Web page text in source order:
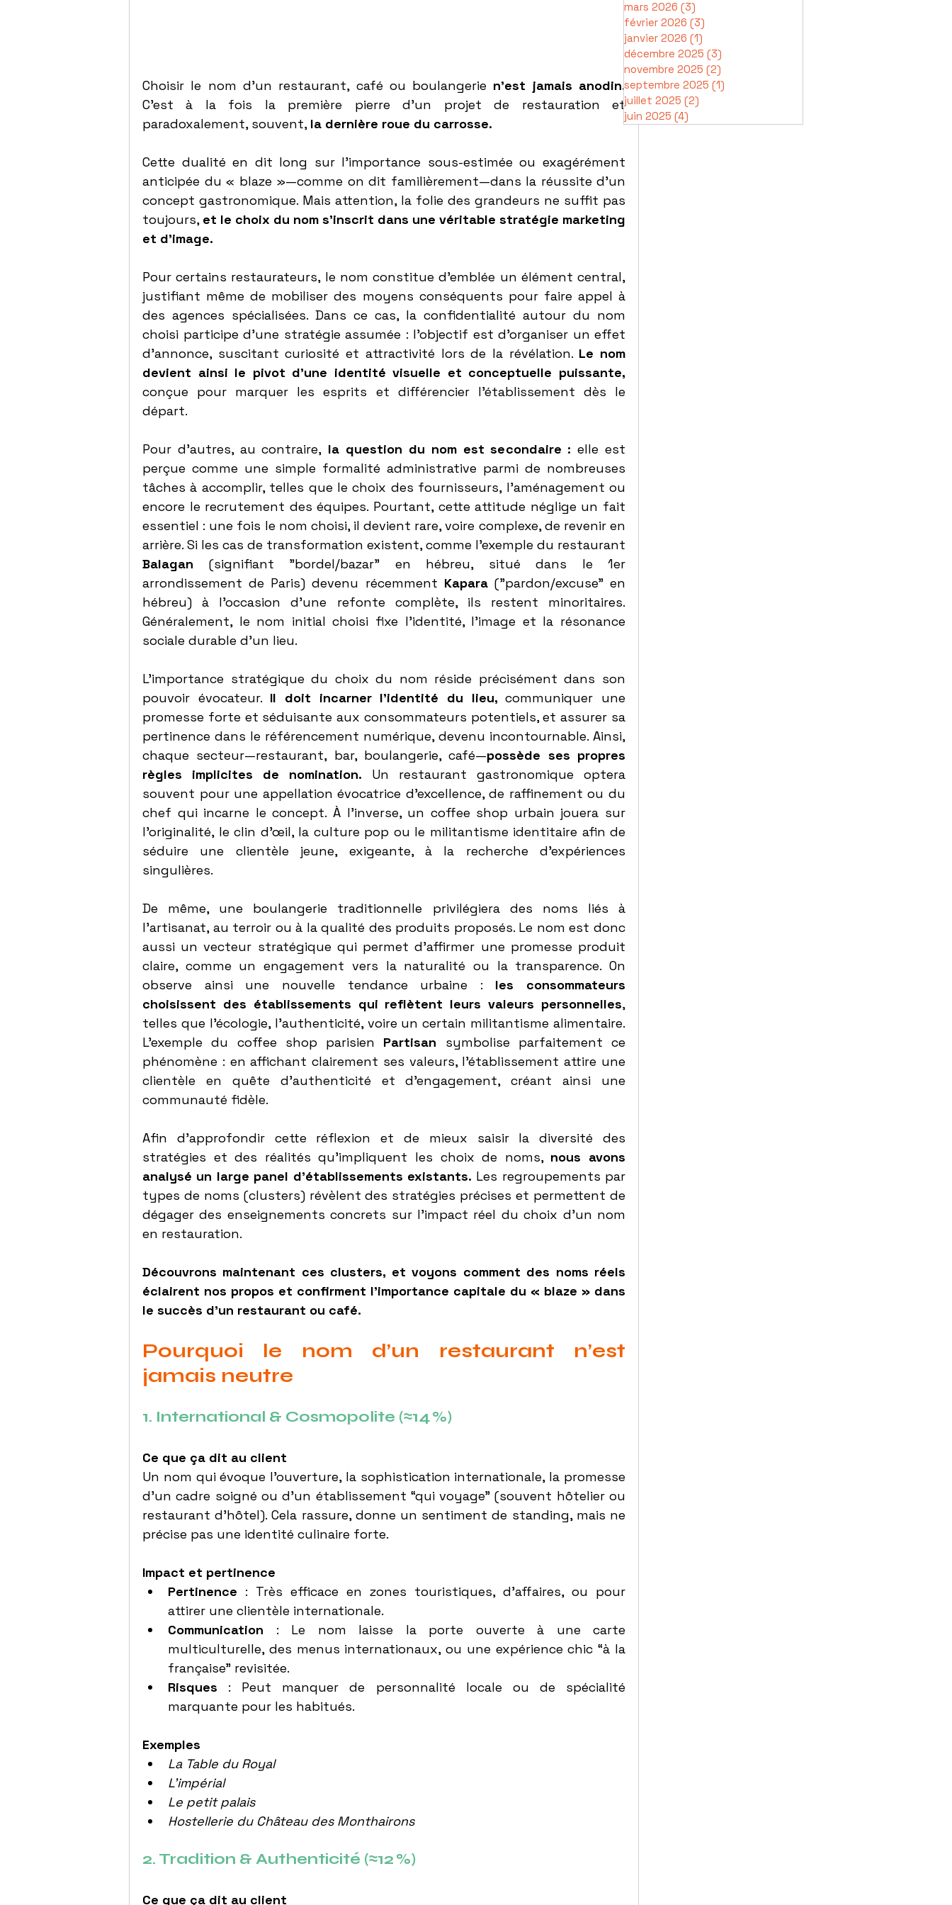
Choisir le nom d’un restaurant, café ou boulangerie n'est jamais anodin.
C’est à la fois la première pierre d’un projet de restauration et
paradoxalement, souvent, la dernière roue du carrosse.
Cette dualité en dit long sur l’importance sous-estimée ou exagérément
anticipée du « blaze »—comme on dit familièrement—dans la réussite d’un
concept gastronomique. Mais attention, la folie des grandeurs ne suffit pas
toujours, et le choix du nom s’inscrit dans une véritable stratégie marketing
et d’image.
Pour certains restaurateurs, le nom constitue d’emblée un élément central,
justifiant même de mobiliser des moyens conséquents pour faire appel à
des agences spécialisées. Dans ce cas, la confidentialité autour du nom
choisi participe d'une stratégie assumée : l’objectif est d’organiser un effet
d’annonce, suscitant curiosité et attractivité lors de la révélation. Le nom
devient ainsi le pivot d’une identité visuelle et conceptuelle puissante,
conçue pour marquer les esprits et différencier l’établissement dès le
départ.
Pour d’autres, au contraire, la question du nom est secondaire : elle est
perçue comme une simple formalité administrative parmi de nombreuses
tâches à accomplir, telles que le choix des fournisseurs, l’aménagement ou
encore le recrutement des équipes. Pourtant, cette attitude néglige un fait
essentiel : une fois le nom choisi, il devient rare, voire complexe, de revenir en
Balagan (signifiant "bordel/bazar" en hébreu, situé dans le 1er
arrondissement de Paris) devenu récemment Kapara ("pardon/excuse" en
hébreu) à l’occasion d’une refonte complète, ils restent minoritaires.
Généralement, le nom initial choisi fixe l’identité, l’image et la résonance
sociale durable d’un lieu.
L’importance stratégique du choix du nom réside précisément dans son
pouvoir évocateur. Il doit incarner l’identité du lieu, communiquer une
promesse forte et séduisante aux consommateurs potentiels, et assurer sa
pertinence dans le référencement numérique, devenu incontournable. Ainsi,
chaque secteur—restaurant, bar, boulangerie, café—possède ses propres
règles implicites de nomination. Un restaurant gastronomique optera
souvent pour une appellation évocatrice d’excellence, de raffinement ou du
chef qui incarne le concept. À l’inverse, un coffee shop urbain jouera sur
l’originalité, le clin d’œil, la culture pop ou le militantisme identitaire afin de
séduire une clientèle jeune, exigeante, à la recherche d’expériences
singulières.
De même, une boulangerie traditionnelle privilégiera des noms liés à
l'artisanat, au terroir ou à la qualité des produits proposés. Le nom est donc
aussi un vecteur stratégique qui permet d’affirmer une promesse produit
claire, comme un engagement vers la naturalité ou la transparence. On
observe ainsi une nouvelle tendance urbaine : les consommateurs
choisissent des établissements qui reflètent leurs valeurs personnelles,
telles que l’écologie, l’authenticité, voire un certain militantisme alimentaire.
L’exemple du coffee shop parisien Partisan symbolise parfaitement ce
phénomène : en affichant clairement ses valeurs, l’établissement attire une
clientèle en quête d’authenticité et d’engagement, créant ainsi une
communauté fidèle.
Afin d’approfondir cette réflexion et de mieux saisir la diversité des
stratégies et des réalités qu’impliquent les choix de noms, nous avons
analysé un large panel d’établissements existants. Les regroupements par
types de noms (clusters) révèlent des stratégies précises et permettent de
dégager des enseignements concrets sur l’impact réel du choix d’un nom
en restauration.
Découvrons maintenant ces clusters, et voyons comment des noms réels
éclairent nos propos et confirment l’importance capitale du « blaze » dans
le succès d’un restaurant ou café.
Pourquoi le nom d’un restaurant n’est
jamais neutre
1. International & Cosmopolite (≈14 %)
Ce que ça dit au client
Un nom qui évoque l’ouverture, la sophistication internationale, la promesse
d’un cadre soigné ou d’un établissement “qui voyage” (souvent hôtelier ou
restaurant d’hôtel). Cela rassure, donne un sentiment de standing, mais ne
précise pas une identité culinaire forte.
Impact et pertinence
Pertinence : Très efficace en zones touristiques, d’affaires, ou pour
attirer une clientèle internationale.
Communication : Le nom laisse la porte ouverte à une carte
multiculturelle, des menus internationaux, ou une expérience chic “à la
française” revisitée.
Risques : Peut manquer de personnalité locale ou de spécialité
marquante pour les habitués.
Exemples
La Table du Royal
L’impérial
Le petit palais
Hostellerie du Château des Monthairons
2. Tradition & Authenticité (≈12 %)
Ce que ça dit au client
mars 2026 (3)
février 2026 (3)
janvier 2026 (1)
décembre 2025 (3)
novembre 2025 (2)
septembre 2025 (1)
juillet 2025 (2)
juin 2025 (4)